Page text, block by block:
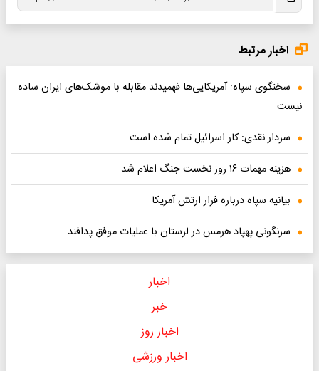
اخبار مرتبط
سخنگوی سپاه: آمریکایی‌ها فهمیدند مقابله با موشک‌های ایران ساده‌
نیست
سردار نقدی: کار اسرائیل تمام شده است
هزینه مهمات ۱۶ روز نخست جنگ اعلام شد
بیانیه سپاه درباره فرار ارتش آمریکا
سرنگونی پهپاد هرمس در ‌لرستان با عملیات موفق پدافند
اخبار
خبر
اخبار روز
اخبار ورزشی